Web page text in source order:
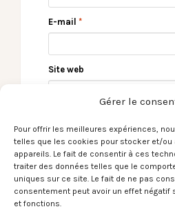
Gérer le
Pour offrir les meilleures expériences,
telles que les cookies pour stocker et/
appareils. Le fait de consentir à ces
traiter des données telles que le
uniques sur ce site. Le fait de ne pas
consentement peut avoir un effet
et fonctions.
E-mail *
Site web
← Le Son du moment –